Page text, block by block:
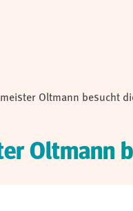
Oltmann besucht
Oltmann